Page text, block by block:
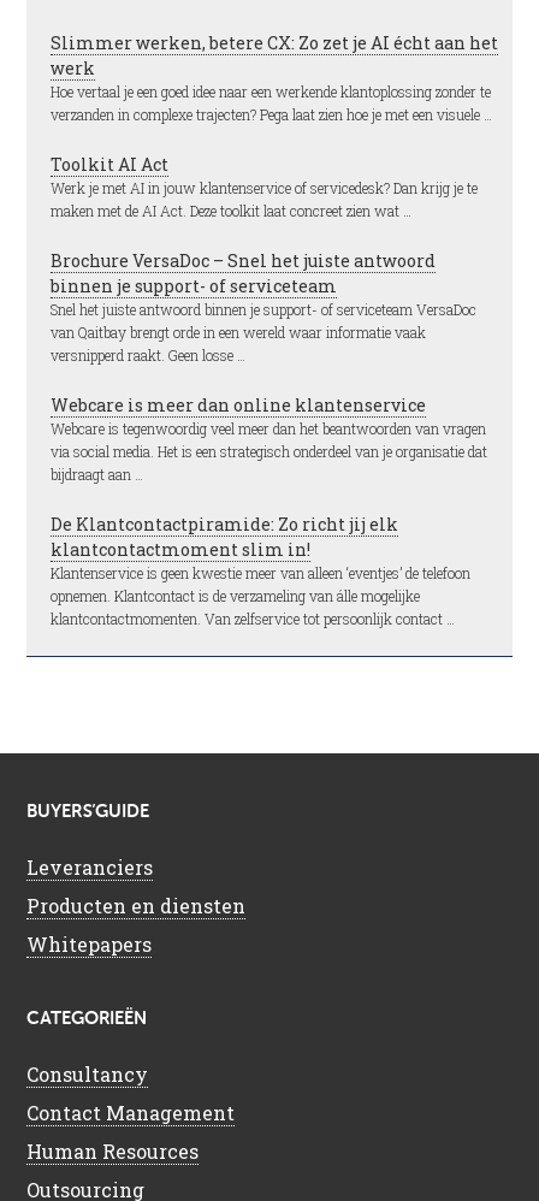
Slimmer werken, betere CX: Zo zet je AI écht aan het
werk
Hoe vertaal je een goed idee naar een werkende klantoplossing zonder te
verzanden in complexe trajecten? Pega laat zien hoe je met een visuele …
Toolkit AI Act
Werk je met AI in jouw klantenservice of servicedesk? Dan krijg je te
maken met de AI Act. Deze toolkit laat concreet zien wat …
Brochure VersaDoc – Snel het juiste antwoord
binnen je support- of serviceteam
Snel het juiste antwoord binnen je support- of serviceteam VersaDoc
van Qaitbay brengt orde in een wereld waar informatie vaak
versnipperd raakt. Geen losse …
Webcare is meer dan online klantenservice
Webcare is tegenwoordig veel meer dan het beantwoorden van vragen
via social media. Het is een strategisch onderdeel van je organisatie dat
bijdraagt aan …
De Klantcontactpiramide: Zo richt jij elk
klantcontactmoment slim in!
Klantenservice is geen kwestie meer van alleen ‘eventjes’ de telefoon
opnemen. Klantcontact is de verzameling van álle mogelijke
klantcontactmomenten. Van zelfservice tot persoonlijk contact …
BUYERS’GUIDE
Leveranciers
Producten en diensten
Whitepapers
CATEGORIEËN
Consultancy
Contact Management
Human Resources
Outsourcing